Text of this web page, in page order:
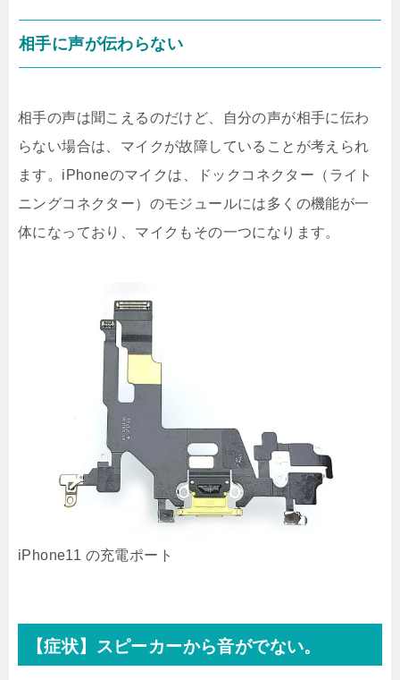
相手に声が伝わらない
相手の声は聞こえるのだけど、自分の声が相手に伝わ
らない場合は、マイクが故障していることが考えられ
ます。iPhoneのマイクは、ドックコネクター（ライト
ニングコネクター）のモジュールには多くの機能が一
体になっており、マイクもその一つになります。
iPhone11 の充電ポート
【症状】スピーカーから音がでない。